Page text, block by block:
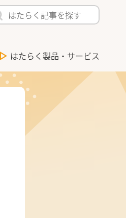
はたらく製品・サービス